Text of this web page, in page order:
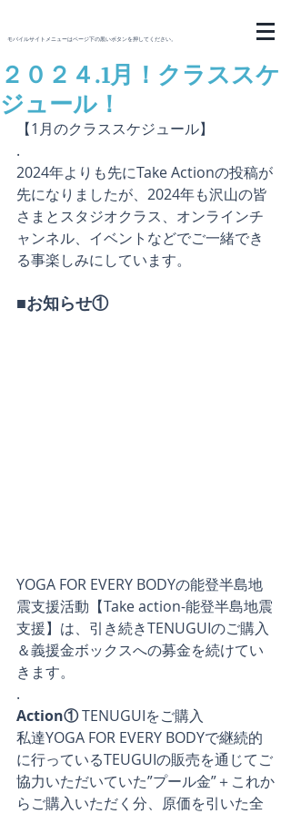
モバイルサイトメニューはページ下の黒いボタンを押してください。
２０２４.1月！クラススケ
ジュール！
【1月のクラススケジュール】
.
2024年よりも先にTake Actionの投稿が
先になりましたが、2024年も沢山の皆
さまとスタジオクラス、オンラインチ
ャンネル、イベントなどでご一緒でき
る事楽しみにしています。
■お知らせ①
YOGA FOR EVERY BODYの能登半島地
震支援活動【Take action-能登半島地震
支援】は、引き続きTENUGUIのご購入
＆義援金ボックスへの募金を続けてい
きます。
.
Action① TENUGUIをご購入
私達YOGA FOR EVERY BODYで継続的
に行っているTEUGUIの販売を通じてご
協力いただいていた”プール金”＋これか
らご購入いただく分、原価を引いた全